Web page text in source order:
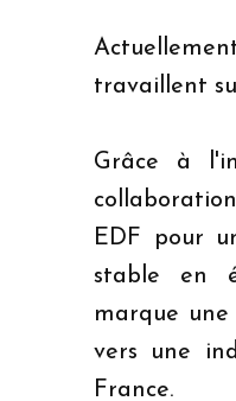
travaillent
Grâce à
EDF pour
stable en
marque une
vers une